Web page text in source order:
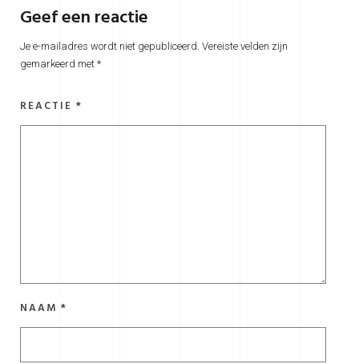
Geef een reactie
Je e-mailadres wordt niet gepubliceerd. Vereiste velden zijn
gemarkeerd met *
REACTIE *
NAAM *